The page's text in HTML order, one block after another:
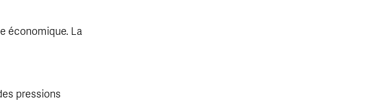
économique. La
pressions